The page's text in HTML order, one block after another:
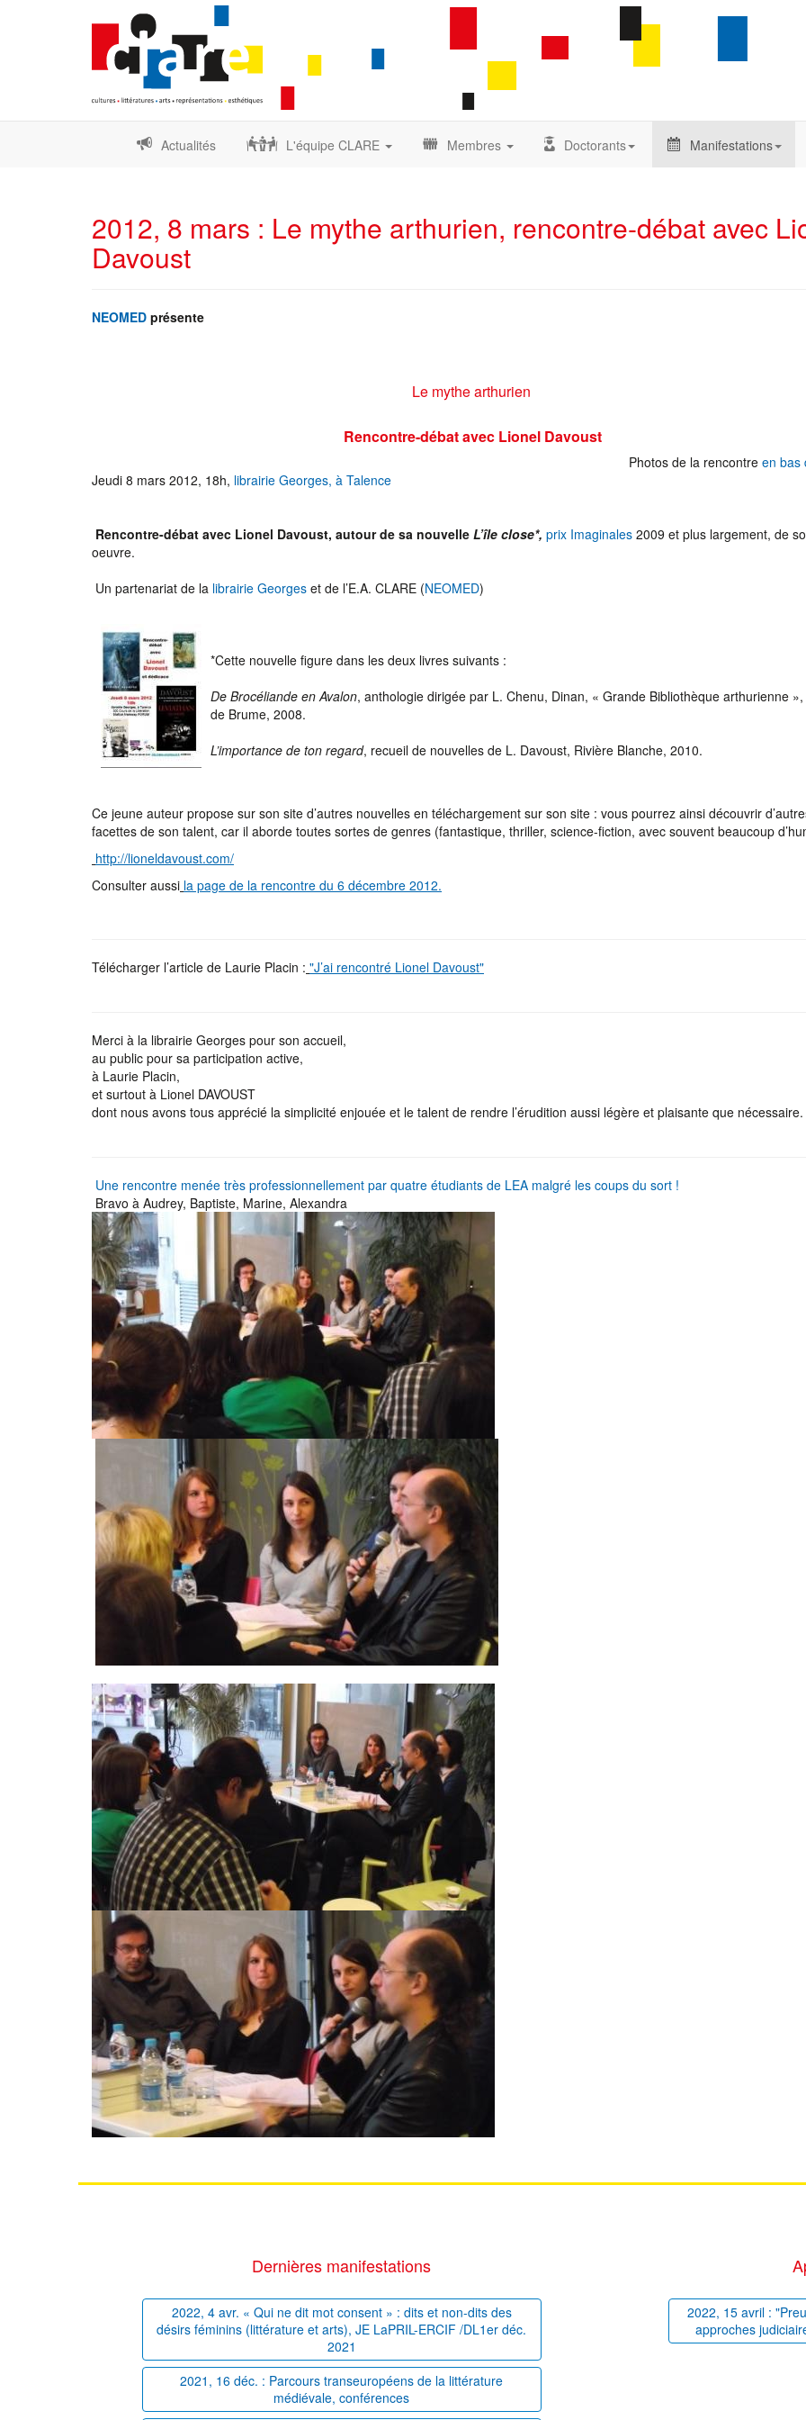
Actualités L'équipe CLARE Membres Doctorants Manifestations
2012, 8 mars : Le mythe arthurien, rencontre-débat avec
Davoust
NEOMED présente
Le mythe arthurien
Rencontre-débat avec Lionel Davoust
Photos de la rencontre en bas
Jeudi 8 mars 2012, 18h, librairie Georges, à Talence
Rencontre-débat avec Lionel Davoust, autour de sa nouvelle L’île close*, prix Imaginales 2009 et plus largement, de
oeuvre.
Un partenariat de la librairie Georges et de l’E.A. CLARE (NEOMED)
*Cette nouvelle figure dans les deux livres suivants :
De Brocéliande en Avalon, anthologie dirigée par L. Chenu, Dinan, « Grande Bibliothèque arthurienne
de Brume, 2008.
L’importance de ton regard, recueil de nouvelles de L. Davoust, Rivière Blanche, 2010.
Ce jeune auteur propose sur son site d’autres nouvelles en téléchargement sur son site : vous pourrez ainsi découvrir
facettes de son talent, car il aborde toutes sortes de genres (fantastique, thriller, science-fiction, avec souvent beaucoup
http://lioneldavoust.com/
Consulter aussi la page de la rencontre du 6 décembre 2012.
Télécharger l’article de Laurie Placin : "J’ai rencontré Lionel Davoust"
Merci à la librairie Georges pour son accueil,
au public pour sa participation active,
à Laurie Placin,
et surtout à Lionel DAVOUST
dont nous avons tous apprécié la simplicité enjouée et le talent de rendre l’érudition aussi légère et plaisante que nécessaire.
Une rencontre menée très professionnellement par quatre étudiants de LEA malgré les coups du sort !
Bravo à Audrey, Baptiste, Marine, Alexandra
Dernières manifestations
2022, 4 avr. « Qui ne dit mot consent » : dits et non-dits des
désirs féminins (littérature et arts), JE LaPRIL-ERCIF /DL1er déc.
2021
2021, 16 déc. : Parcours transeuropéens de la littérature
médiévale, conférences
2022, 15 avril :
approches